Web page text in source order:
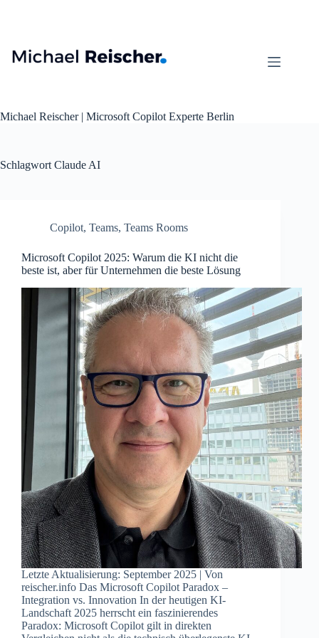
Michael Reischer | Microsoft Copilot Experte Berlin
Schlagwort Claude AI
Copilot, Teams, Teams Rooms
Microsoft Copilot 2025: Warum die KI nicht die
beste ist, aber für Unternehmen die beste Lösung
Letzte Aktualisierung: September 2025 | Von
reischer.info Das Microsoft Copilot Paradox –
Integration vs. Innovation In der heutigen KI-
Landschaft 2025 herrscht ein faszinierendes
Paradox: Microsoft Copilot gilt in direkten